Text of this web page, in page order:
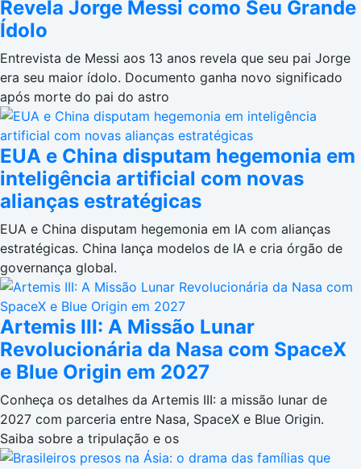
Revela Jorge Messi como Seu Grande
Ídolo
Entrevista de Messi aos 13 anos revela que seu pai Jorge
era seu maior ídolo. Documento ganha novo significado
após morte do pai do astro
EUA e China disputam hegemonia em
inteligência artificial com novas
alianças estratégicas
EUA e China disputam hegemonia em IA com alianças
estratégicas. China lança modelos de IA e cria órgão de
governança global.
Artemis III: A Missão Lunar
Revolucionária da Nasa com SpaceX
e Blue Origin em 2027
Conheça os detalhes da Artemis III: a missão lunar de
2027 com parceria entre Nasa, SpaceX e Blue Origin.
Saiba sobre a tripulação e os